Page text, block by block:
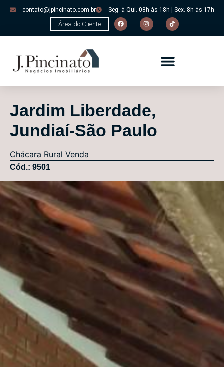
contato@jpincinato.com.br Seg. à Qui. 08h às 18h | Sex. 8h às 17h
Área do Cliente
Jardim Liberdade,
Jundiaí-São Paulo
Chácara Rural Venda
Cód.: 9501